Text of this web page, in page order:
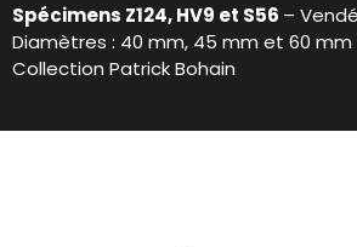
Spécimens Z124, HV9 et S56 –
Diamètres : 40 mm, 45 mm et 60 mm
Collection Patrick Bohain